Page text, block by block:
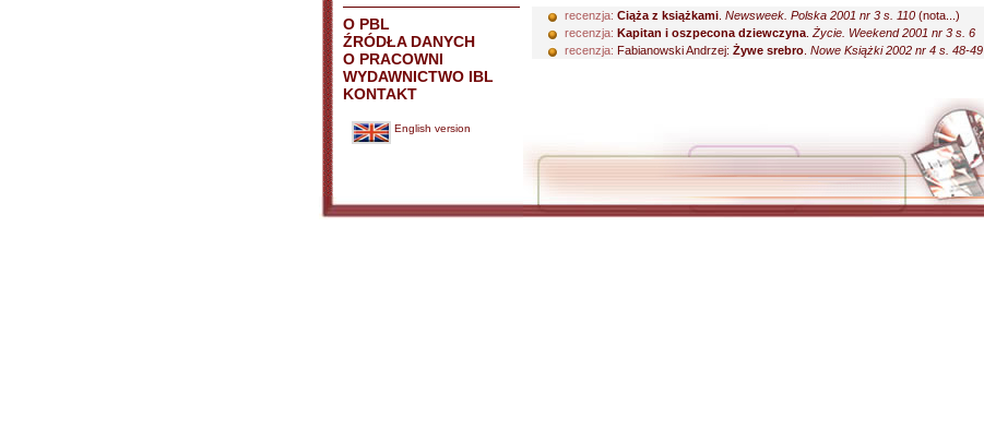
O PBL
ŹRÓDŁA DANYCH
O PRACOWNI
WYDAWNICTWO IBL
KONTAKT
English version
recenzja: Ciąża z książkami Newsweek. Polska 2001 nr 3 s. 110 (nota...)
recenzja: Kapitan i oszpecona dziewczyna Życie. Weekend 2001 nr 3 s. 6
recenzja: Fabianowski Andrzej: Żywe srebro Nowe Książki 2002 nr 4 s. 48-49